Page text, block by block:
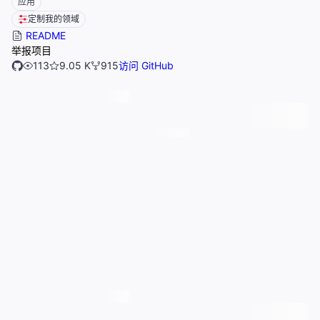
定制我的领域
README
举报项目
113
9.05 K 915访问 GitHub